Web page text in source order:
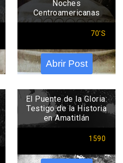
Noches
Centroamericanas
70'S
Abrir Post
El Puente de la Gloria:
Testigo de la Historia
en Amatitlán
1590